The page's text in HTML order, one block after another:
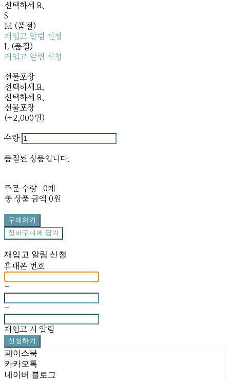
선택하세요.
S
M (품절)
재입고 알림 신청
L (품절)
재입고 알림 신청
선물포장
선택하세요.
선택하세요.
선물포장
(+2,000원)
수량
품절된 상품입니다.
주문 수량
0개
총 상품 금액 0원
구매하기
장바구니에 담기
재입고 알림 신청
휴대폰 번호
-
-
재입고 시 알림
신청하기
페이스북
카카오톡
네이버 블로그